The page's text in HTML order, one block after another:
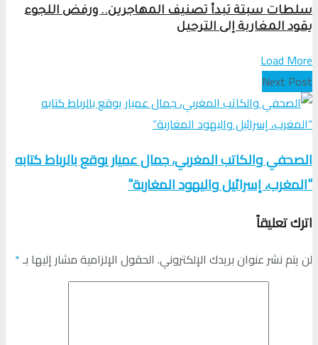
سلطات سبتة تبدأ تصنيف المهاجرين.. ورفض اللجوء
يقود المغاربة إلى الترحيل
Load More
Next Post
الصحفي والكاتب المغربي، جمال عميار يوقع بالرباط كتابه
"المغرب، إسرائيل واليهود المغاربة"
اترك تعليقاً
لن يتم نشر عنوان بريدك الإلكتروني. الحقول الإلزامية مشار إليها بـ*